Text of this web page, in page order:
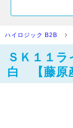
ハイロジック B2B
ＳＫ１１
白 【藤原